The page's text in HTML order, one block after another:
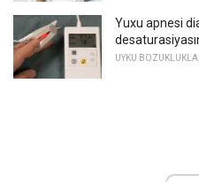
Yuxu apnesi
UYKU